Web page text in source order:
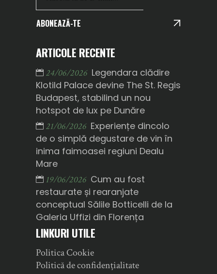
ABONEAZĂ-TE
ARTICOLE RECENTE
24/06/2026 Legendara clădire
Klotild Palace devine The St. Regis
Budapest, stabilind un nou
hotspot de lux pe Dunăre
21/06/2026 Experiențe dincolo
de o simplă degustare de vin în
inima faimoasei regiuni Dealu
Mare
19/06/2026 Cum au fost
restaurate și rearanjate
conceptual Sălile Botticelli de la
Galeria Uffizi din Florența
LINKURI UTILE
Politica Cookie
Politică de confidențialitate